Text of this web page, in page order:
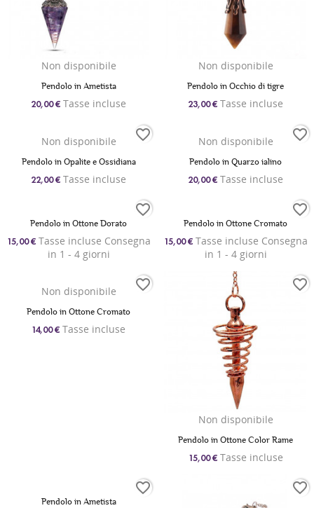
Non disponibile
Pendolo in Ametista
20,00 € Tasse incluse
Non disponibile
Pendolo in Occhio di tigre
23,00 € Tasse incluse
Non disponibile
Pendolo in Opalite e Ossidiana
22,00 € Tasse incluse
favorite_border Non disponibile
Pendolo in Quarzo ialino
20,00 € Tasse incluse
favorite_border
Pendolo in Ottone Dorato
15,00 €Tasse incluse Consegna
in 1 - 4 giorni
favorite_border
Pendolo in Ottone Cromato
15,00 €Tasse incluse Consegna
in 1 - 4 giorni
favorite_border
Non disponibile
Pendolo in Ottone Cromato
14,00 € Tasse incluse
favorite_border
Non disponibile
Pendolo in Ottone Color Rame
15,00 €Tasse incluse
favorite_border
Pendolo in Ametista
favorite_border favorite_border